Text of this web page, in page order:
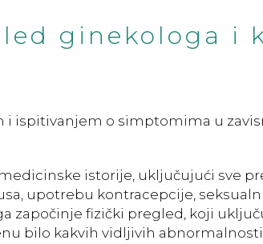
ginekologa i
i ispitivanjem o simptomima u
istorije, uključujući sve
upotrebu kontracepcije,
započinje fizički pregled, koji
bilo kakvih vidljivih